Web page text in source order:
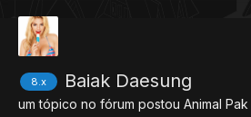
8.x Baiak Daesung
um tópico no fórum postou Animal Pak